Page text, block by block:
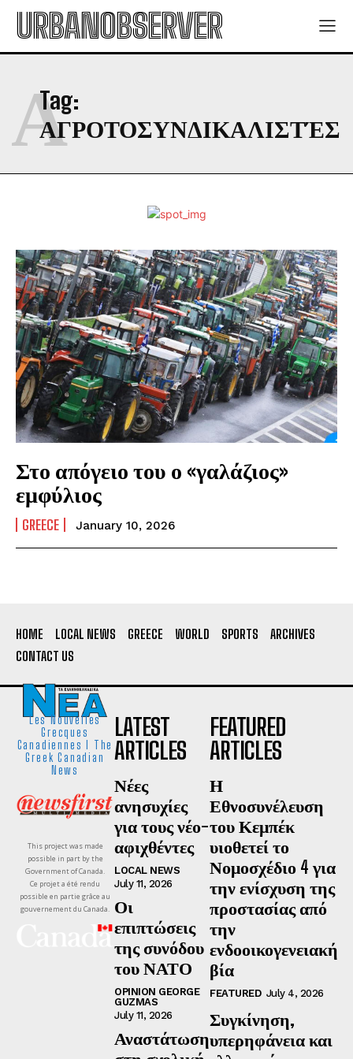
URBANOBSERVER
Tag:
ΑΓΡΟΤΟΣΥΝΔΙΚΑΛΙΣΤΈΣ
Α
Στο απόγειο του ο «γαλάζιος»
εμφύλιος
GREECE January 10, 2026
HOME LOCAL NEWS GREECE WORLD SPORTS
ARCHIVES
CONTACT US
Les Nouvelles
Grecques
Canadiennes I The
Greek Canadian
News
This project was made
possible in part by the
Government of Canada.
Ce projet a été rendu
possible en partie grâce au
gouvernement du Canada.
LATEST
ARTICLES
Νέες
ανησυχίες
για τους νέο-
αφιχθέντες
LOCAL NEWS
July 11, 2026
Οι
επιπτώσεις
της συνόδου
του ΝΑΤΟ
OPINION GEORGE
GUZMAS
July 11, 2026
Αναστάτωση
FEATURED
ARTICLES
Η
Εθνοσυνέλευση
του Κεμπέκ
υιοθετεί το
Νομοσχέδιο 4 για
την ενίσχυση της
προστασίας από
την
ενδοοικογενειακή
βία
FEATURED July 4, 2026
Συγκίνηση,
υπερηφάνεια και